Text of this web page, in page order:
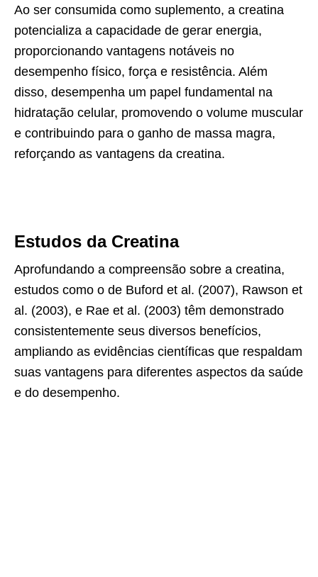
Ao ser consumida como suplemento, a creatina
potencializa a capacidade de gerar energia,
proporcionando vantagens notáveis no
desempenho físico, força e resistência. Além
disso, desempenha um papel fundamental na
hidratação celular, promovendo o volume muscular
e contribuindo para o ganho de massa magra,
reforçando as vantagens da creatina.
Estudos da Creatina
Aprofundando a compreensão sobre a creatina,
estudos como o de Buford et al. (2007), Rawson et
al. (2003), e Rae et al. (2003) têm demonstrado
consistentemente seus diversos benefícios,
ampliando as evidências científicas que respaldam
suas vantagens para diferentes aspectos da saúde
e do desempenho.